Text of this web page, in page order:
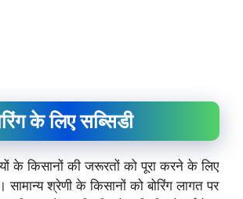
के लिए सब्सिडी
के किसानों की जरूरतों को पूरा करने के लिए
सामान्य श्रेणी के किसानों को बोरिंग लागत पर